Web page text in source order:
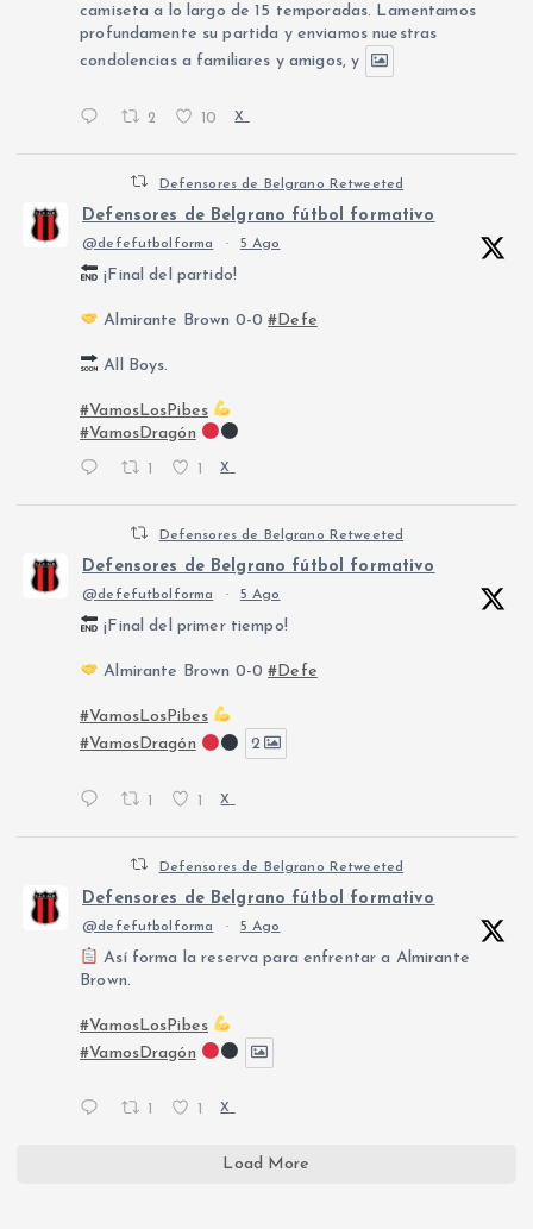
camiseta a lo largo de 15 temporadas. Lamentamos
profundamente su partida y enviamos nuestras
condolencias a familiares y amigos, y
2 10 X
Defensores de Belgrano Retweeted
Defensores de Belgrano fútbol formativo
@defefutbolforma · 5 Ago
¡Final del partido!
Almirante Brown 0-0#Defe
All Boys.
#VamosLosPibes
#VamosDragón
X
Defensores de Belgrano Retweeted
Defensores de Belgrano fútbol formativo
@defefutbolforma · 5 Ago
¡Final del primer tiempo!
Almirante Brown 0-0#Defe
#VamosLosPibes
#VamosDragón
2
1 1 X
Defensores de Belgrano Retweeted
Defensores de Belgrano fútbol formativo
@defefutbolforma · 5 Ago
Así forma la reserva para enfrentar a Almirante
Brown.
#VamosLosPibes
#VamosDragón
X
Load More